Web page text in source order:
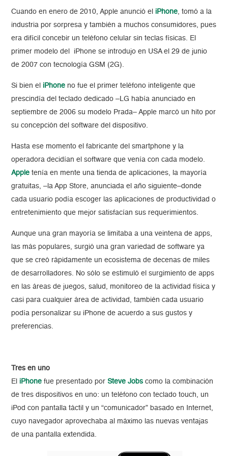
Cuando en enero de 2010, Apple anunció el iPhone, tomó a la
industria por sorpresa y también a muchos consumidores, pues
era difícil concebir un teléfono celular sin teclas físicas. El
primer modelo del iPhone se introdujo en USA el 29 de junio
de 2007 con tecnología GSM (2G).
Si bien el iPhone no fue el primer teléfono inteligente que
prescindía del teclado dedicado –LG había anunciado en
septiembre de 2006 su modelo Prada– Apple marcó un hito por
su concepción del software del dispositivo.
Hasta ese momento el fabricante del smartphone y la
operadora decidían el software que venía con cada modelo.
Apple tenía en mente una tienda de aplicaciones, la mayoría
gratuitas, –la App Store, anunciada el año siguiente–donde
cada usuario podía escoger las aplicaciones de productividad o
entretenimiento que mejor satisfacían sus requerimientos.
Aunque una gran mayoría se limitaba a una veintena de apps,
las más populares, surgió una gran variedad de software ya
que se creó rápidamente un ecosistema de decenas de miles
de desarrolladores. No sólo se estimuló el surgimiento de apps
en las áreas de juegos, salud, monitoreo de la actividad física y
casi para cualquier área de actividad, también cada usuario
podía personalizar su iPhone de acuerdo a sus gustos y
preferencias.
Tres en uno
El iPhone fue presentado por Steve Jobs como la combinación
de tres dispositivos en uno: un teléfono con teclado touch, un
iPod con pantalla táctil y un “comunicador” basado en Internet,
cuyo navegador aprovechaba al máximo las nuevas ventajas
de una pantalla extendida.